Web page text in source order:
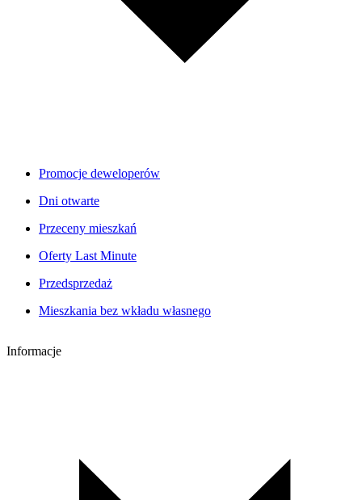
Promocje deweloperów
Dni otwarte
Przeceny mieszkań
Oferty Last Minute
Przedsprzedaż
Mieszkania bez wkładu własnego
Informacje